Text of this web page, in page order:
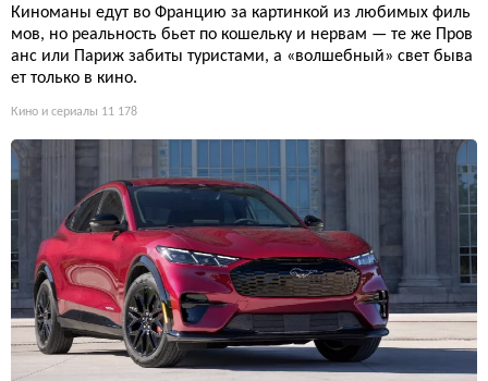
Киноманы едут во Францию за картинкой из любимых филь
мов, но реальность бьет по кошельку и нервам — те же Пров
анс или Париж забиты туристами, а «волшебный» свет быва
ет только в кино.
Кино и сериалы 11 178